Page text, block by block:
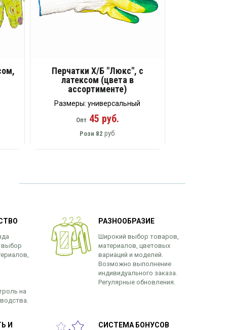
Перчатки Х/Б "Люкс", с
латексом (цвета в
ассортименте)
Размеры: универсальный
Опт45 руб.
Розн 82 руб
выбор
на
РАЗНООБРАЗИЕ
Широкий выбор товаров,
материалов, цветовых
вариаций и моделей.
Возможно выполнение
индивидуального заказа.
Регулярные обновления.
И
СИСТЕМА БОНУСОВ